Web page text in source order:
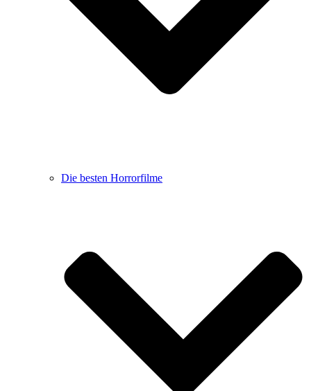
Die besten Horrorfilme